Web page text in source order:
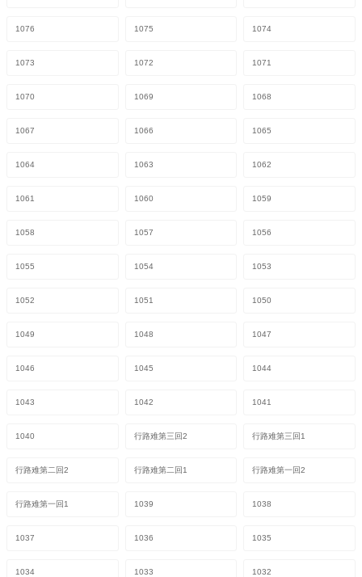
1076 1075 1074
1073 1072 1071
1070 1069 1068
1067 1066 1065
1064 1063 1062
1061 1060 1059
1058 1057 1056
1055 1054 1053
1052 1051 1050
1049 1048 1047
1046 1045 1044
1043 1042 1041
1040 行路难第三回2 行路难第三回1
行路难第二回2 行路难第二回1 行路难第一回2
行路难第一回1 1039 1038
1037 1036 1035
1034 1033 1032